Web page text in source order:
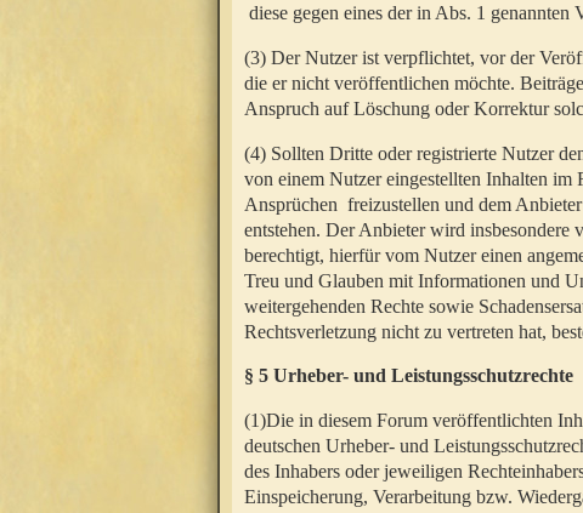
diese gegen eines der in Abs. 1 genannten
(3) Der Nutzer ist verpflichtet, vor der
die er nicht veröffentlichen möchte.
Anspruch auf Löschung oder Korrektur
(4) Sollten Dritte oder registrierte Nutzer
von einem Nutzer eingestellten Inhalten im
Ansprüchen freizustellen und dem
entstehen. Der Anbieter wird
berechtigt, hierfür vom Nutzer einen
Treu und Glauben mit Informationen und
weitergehenden Rechte sowie
Rechtsverletzung nicht zu vertreten hat,
§ 5 Urheber- und Leistungsschutzrechte
(1)Die in diesem Forum veröffentlichten
deutschen Urheber- und
des Inhabers oder jeweiligen
Einspeicherung, Verarbeitung bzw.